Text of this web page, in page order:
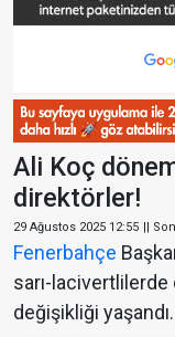
Ali Koç
direktörler!
29 Ağustos 2025 12:55 ||
Fenerbahçe
sarı-
değişikliği yaşandı.